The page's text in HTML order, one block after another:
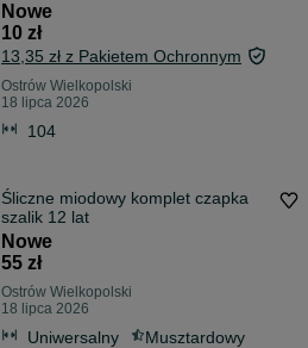
Nowe
10 zł
13,35 zł z Pakietem Ochronnym
Ostrów Wielkopolski
18 lipca 2026
104
Śliczne miodowy komplet czapka
szalik 12 lat
Nowe
55 zł
Ostrów Wielkopolski
18 lipca 2026
Uniwersalny Musztardowy